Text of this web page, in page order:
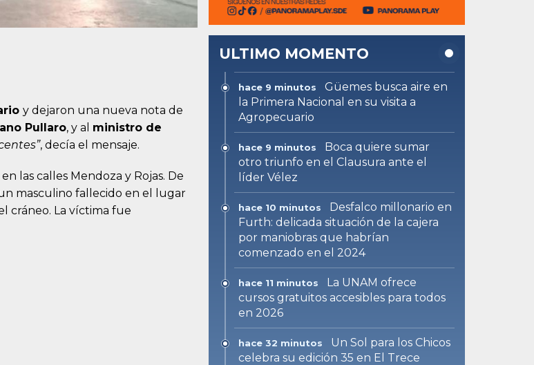
y dejaron una nueva nota de
Pullaro, y al ministro de
, decía el mensaje.
las calles Mendoza y Rojas. De
masculino fallecido en el lugar
cráneo. La víctima fue
ULTIMO MOMENTO
hace 9 minutos
Güemes busca aire en
la Primera Nacional en su visita a
Agropecuario
hace 9 minutos
Boca quiere sumar
otro triunfo en el Clausura ante el
líder Vélez
hace 10 minutos
Desfalco millonario en
Furth: delicada situación de la cajera
por maniobras que habrían
comenzado en el 2024
hace 11 minutos
La UNAM ofrece
cursos gratuitos accesibles para todos
en 2026
hace 32 minutos
Un Sol para los Chicos
celebra su edición 35 en El Trece